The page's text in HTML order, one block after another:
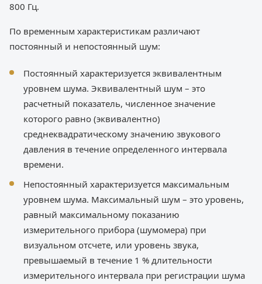
800 Гц.
По временным характеристикам различают
постоянный и непостоянный шум:
Постоянный характеризуется эквивалентным
уровнем шума. Эквивалентный шум – это
расчетный показатель, численное значение
которого равно (эквивалентно)
среднеквадратическому значению звукового
давления в течение определенного интервала
времени.
Непостоянный характеризуется максимальным
уровнем шума. Максимальный шум – это уровень,
равный максимальному показанию
измерительного прибора (шумомера) при
визуальном отсчете, или уровень звука,
превышаемый в течение 1 % длительности
измерительного интервала при регистрации шума